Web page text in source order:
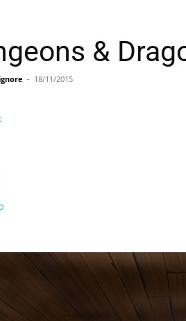
&
- 18/11/2015